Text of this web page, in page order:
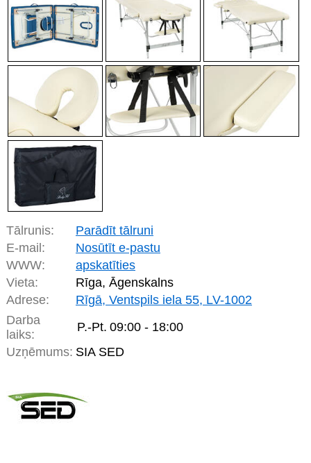
Tālrunis:
Parādīt tālruni
E-mail:
Nosūtīt e-pastu
WWW:
apskatīties
Vieta:
Rīga, Āgenskalns
Adrese:
Rīgā, Ventspils iela 55, LV-1002
Darba
laiks:
P.-Pt. 09:00 - 18:00
Uzņēmums: SIA SED